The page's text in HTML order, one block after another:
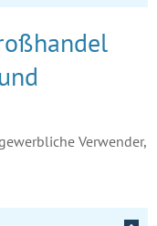
Verwender,